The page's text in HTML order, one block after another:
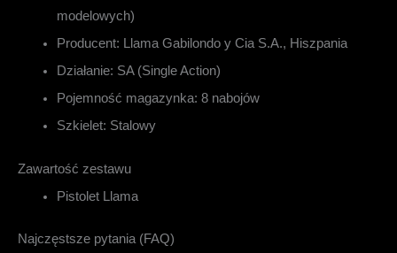
modelowych)
Producent: Llama Gabilondo y Cia S.A., Hiszpania
Działanie: SA (Single Action)
Pojemność magazynka: 8 nabojów
Szkielet: Stalowy
Zawartość zestawu
Pistolet Llama
Najczęstsze pytania (FAQ)